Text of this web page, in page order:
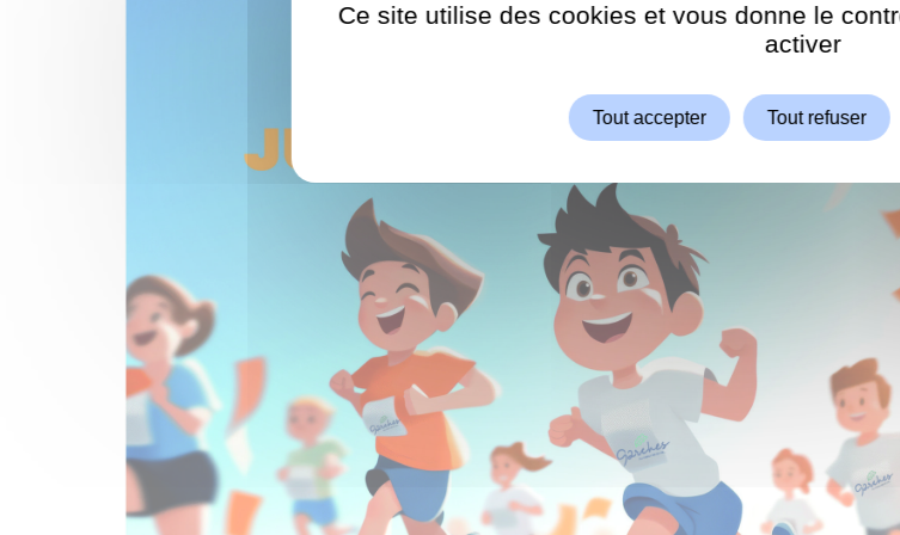
Ce site utilise des cookies et vous donne le
activer
Tout accepter Tout refuser